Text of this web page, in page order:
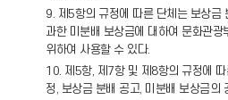
9. 제5항의 규정에 따른 단체는 보상금
과한 미분배 보상금에 대하여 문화관
위하여 사용할 수 있다.
10. 제5항, 제7항 및 제8항의 규정에
정, 보상금 분배 공고, 미분배 보상금의